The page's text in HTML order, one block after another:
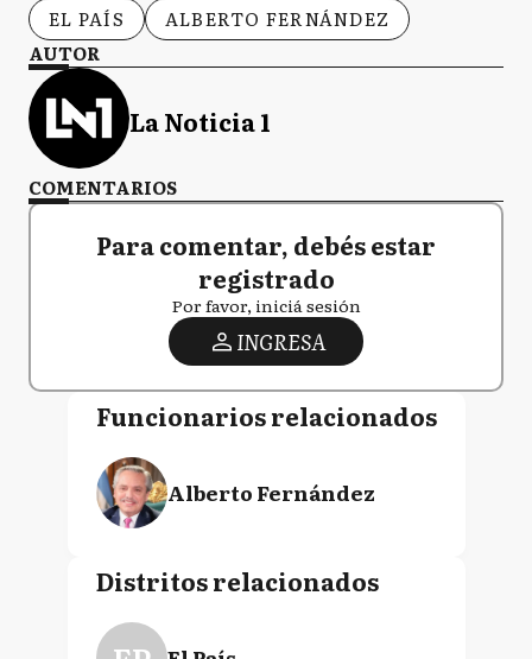
EL PAÍS
ALBERTO FERNÁNDEZ
AUTOR
La Noticia 1
COMENTARIOS
Para comentar, debés estar
registrado
Por favor, iniciá sesión
INGRESA
Funcionarios relacionados
Alberto Fernández
Distritos relacionados